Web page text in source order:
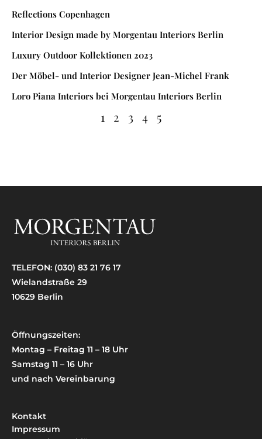
Reflections Copenhagen
Interior Design made by Morgentau Interiors Berlin
Luxury Outdoor Kollektionen 2023
Der Möbel- und Interior Designer Jean-Michel Frank
Loro Piana Interiors bei Morgentau Interiors Berlin
1 2 3 4 5
TELEFON: (030) 83 21 76 17
Wielandstraße 29
10629 Berlin
Öffnungszeiten:
Montag – Freitag 11 – 18 Uhr
Samstag 11 – 16 Uhr
und nach Vereinbarung
Kontakt
Impressum